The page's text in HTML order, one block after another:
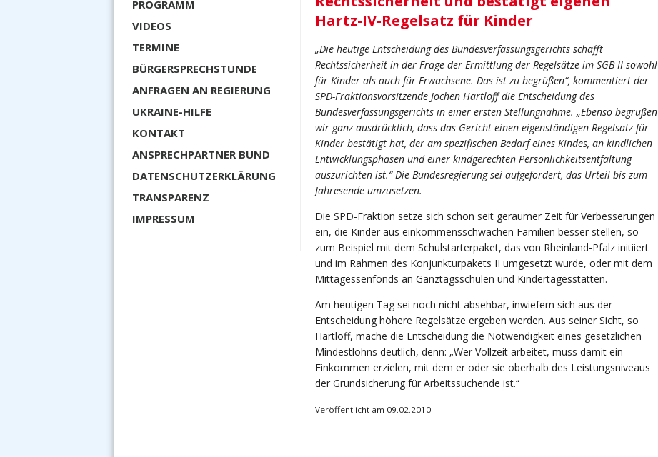
PROGRAMM
VIDEOS
TERMINE
BÜRGERSPRECHSTUNDE
ANFRAGEN AN REGIERUNG
UKRAINE-HILFE
KONTAKT
ANSPRECHPARTNER BUND
DATENSCHUTZERKLÄRUNG
TRANSPARENZ
IMPRESSUM
Hartz-IV-Regelsatz für Kinder
„Die heutige Entscheidung des Bundesverfassungsgerichts schafft
Rechtssicherheit in der Frage der Ermittlung der Regelsätze im SGB II sowohl
für Kinder als auch für Erwachsene. Das ist zu begrüßen“, kommentiert der
SPD-Fraktionsvorsitzende Jochen Hartloff die Entscheidung des
Bundesverfassungsgerichts in einer ersten Stellungnahme. „Ebenso begrüßen
wir ganz ausdrücklich, dass das Gericht einen eigenständigen Regelsatz für
Kinder bestätigt hat, der am spezifischen Bedarf eines Kindes, an kindlichen
Entwicklungsphasen und einer kindgerechten Persönlichkeitsentfaltung
auszurichten ist.“ Die Bundesregierung sei aufgefordert, das Urteil bis zum
Jahresende umzusetzen.
Die SPD-Fraktion setze sich schon seit geraumer Zeit für Verbesserungen
ein, die Kinder aus einkommensschwachen Familien besser stellen, so
zum Beispiel mit dem Schulstarterpaket, das von Rheinland-Pfalz initiiert
und im Rahmen des Konjunkturpakets II umgesetzt wurde, oder mit dem
Mittagessenfonds an Ganztagsschulen und Kindertagesstätten.
Am heutigen Tag sei noch nicht absehbar, inwiefern sich aus der
Entscheidung höhere Regelsätze ergeben werden. Aus seiner Sicht, so
Hartloff, mache die Entscheidung die Notwendigkeit eines gesetzlichen
Mindestlohns deutlich, denn: „Wer Vollzeit arbeitet, muss damit ein
Einkommen erzielen, mit dem er oder sie oberhalb des Leistungsniveaus
der Grundsicherung für Arbeitssuchende ist.“
Veröffentlicht am 09.02.2010.